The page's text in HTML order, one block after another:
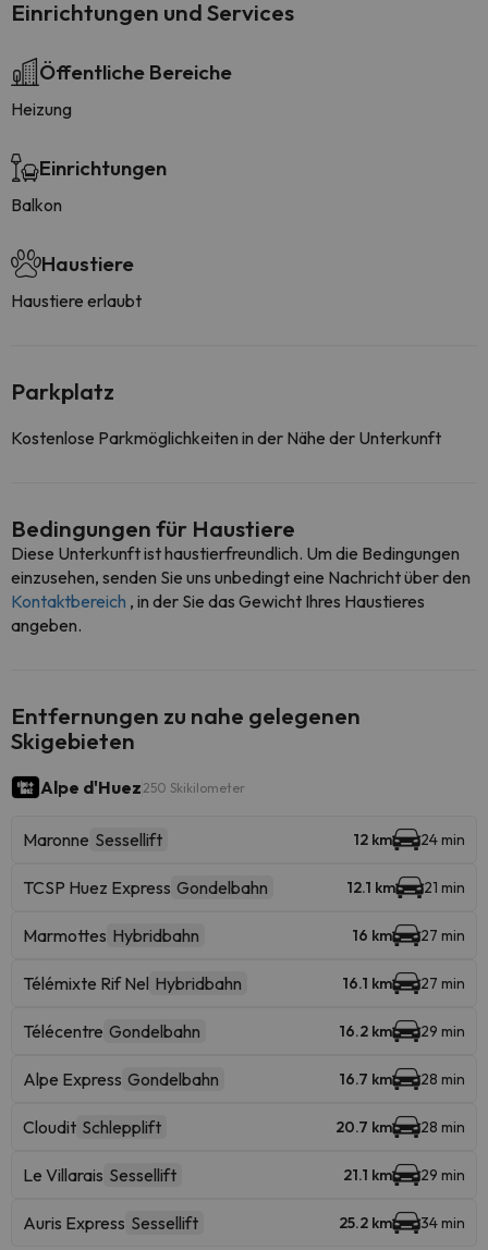
Einrichtungen und Services
Öffentliche Bereiche
Heizung
Einrichtungen
Balkon
Haustiere
Haustiere erlaubt
Parkplatz
Kostenlose Parkmöglichkeiten in der Nähe der Unterkunft
Bedingungen für Haustiere
Diese Unterkunft ist haustierfreundlich. Um die Bedingungen
einzusehen, senden Sie uns unbedingt eine Nachricht über den
Kontaktbereich , in der Sie das Gewicht Ihres Haustieres
angeben.
Entfernungen zu nahe gelegenen
Skigebieten
Alpe d'Huez 250 Skikilometer
Maronne Sessellift 12 km 24 min
TCSP Huez Express Gondelbahn 12.1 km 21 min
Marmottes Hybridbahn 16 km 27 min
Télémixte Rif Nel Hybridbahn 16.1 km 27 min
Télécentre Gondelbahn 16.2 km 29 min
Alpe Express Gondelbahn 16.7 km 28 min
Cloudit Schlepplift 20.7 km 28 min
Le Villarais Sessellift 21.1 km 29 min
Auris Express Sessellift 25.2 km 34 min